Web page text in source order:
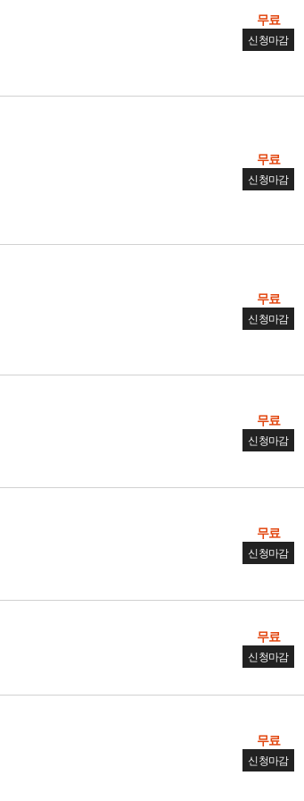
무료
신청마감
무료
신청마감
무료
신청마감
무료
신청마감
무료
신청마감
무료
신청마감
무료
신청마감